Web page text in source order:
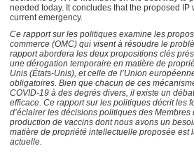
needed today. It concludes that the proposed
current emergency.
Ce rapport sur les politiques examine les
commerce (OMC) qui visent à résoudre le
rapport abordera les deux propositions clés
une dérogation temporaire en matière de
Unis (États-Unis), et celle de l’Union
obligatoires. Bien que chacun de ces
COVID-19 à des degrés divers, il existe un
efficace. Ce rapport sur les politiques décrit les
d’éclairer les décisions politiques des
production de vaccins dont nous avons un
matière de propriété intellectuelle proposée est
actuelle.